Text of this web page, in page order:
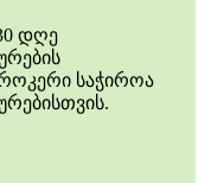
დღე
საჭიროა